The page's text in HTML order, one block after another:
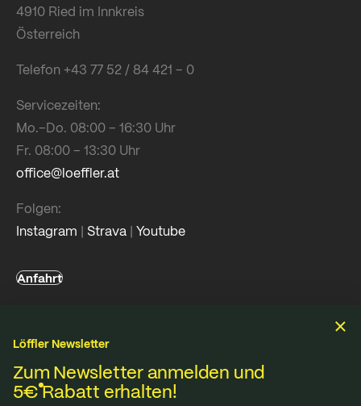
4910 Ried im Innkreis
Österreich
Telefon +43 77 52 / 84 421 – 0
Servicezeiten:
Mo.–Do. 08:00 – 16:30 Uhr
Fr. 08:00 – 13:30 Uhr
office@loeffler.at
Folgen:
Instagram | Strava | Youtube
Anfahrt
Hilfe & Service
Versand & Zahlung
Löffler Newsletter
Zum Newsletter anmelden und
5€Rabatt erhalten!